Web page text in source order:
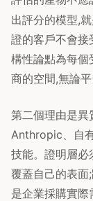
出評分的模型,
證的客戶不會接
構性論點為每個
商的空間,無論平
第二個理由是異
Anthropic、自
技能。證明層必
覆蓋自己的表面
是企業採購實際